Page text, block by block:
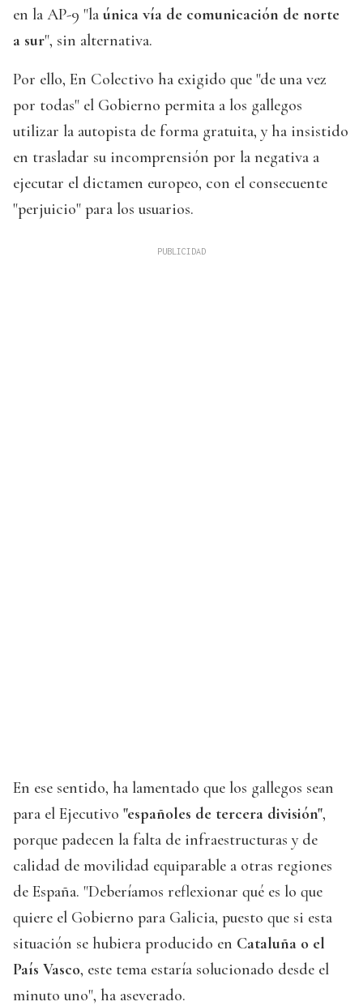
en la AP-9 "la única vía de comunicación de norte
a sur", sin alternativa.
Por ello, En Colectivo ha exigido que "de una vez
por todas" el Gobierno permita a los gallegos
utilizar la autopista de forma gratuita, y ha insistido
en trasladar su incomprensión por la negativa a
ejecutar el dictamen europeo, con el consecuente
"perjuicio" para los usuarios.
En ese sentido, ha lamentado que los gallegos sean
para el Ejecutivo "españoles de tercera división",
porque padecen la falta de infraestructuras y de
calidad de movilidad equiparable a otras regiones
de España. "Deberíamos reflexionar qué es lo que
quiere el Gobierno para Galicia, puesto que si esta
situación se hubiera producido en Cataluña o el
País Vasco, este tema estaría solucionado desde el
minuto uno", ha aseverado.